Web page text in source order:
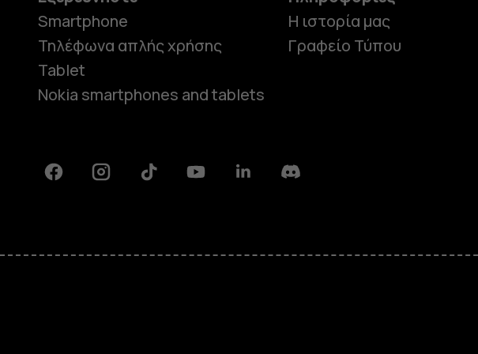
Smartphone
Τηλέφωνα απλής χρήσης
Tablet
Nokia smartphones and tablets
Η ιστορία μας
Γραφείο Τύπου
FacebookInstagramTiktok YoutubeLinkedinDiscord